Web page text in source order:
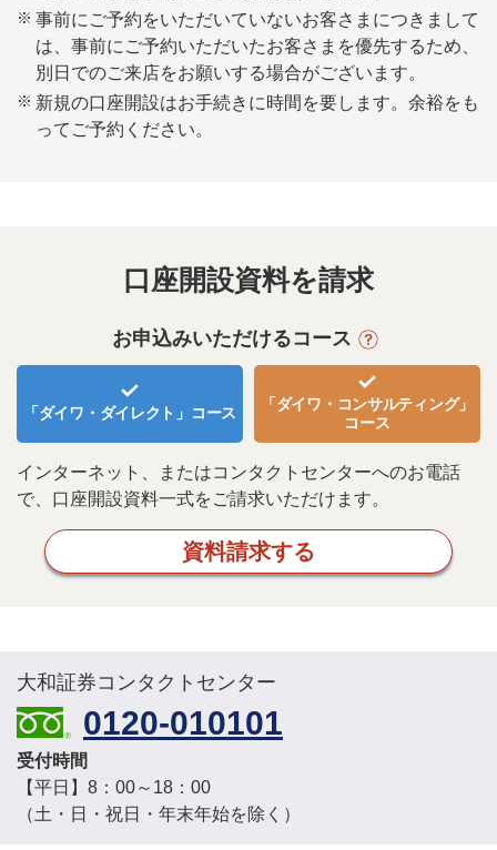
※ 事前にご予約をいただいていないお客さまにつきまして
は、事前にご予約いただいたお客さまを優先するため、
別日でのご来店をお願いする場合がございます。
※ 新規の口座開設はお手続きに時間を要します。余裕をも
ってご予約ください。
口座開設資料を請求
お申込みいただけるコース
「ダイワ・ダイレクト」 コース
「ダイワ・コンサルティング」
コース
インターネット、またはコンタクトセンターへのお電話
で、 口座開設資料一式をご請求いただけます。
資料請求する
大和証券コンタクトセンター
0120-010101
受付時間
【平日】8：00～18：00
（土・日・祝日・年末年始を除く）